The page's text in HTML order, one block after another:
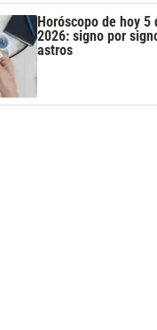
Horóscopo de hoy 5
2026: signo por
astros